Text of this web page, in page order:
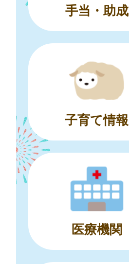
手当・助成
子育て情報
医療機関